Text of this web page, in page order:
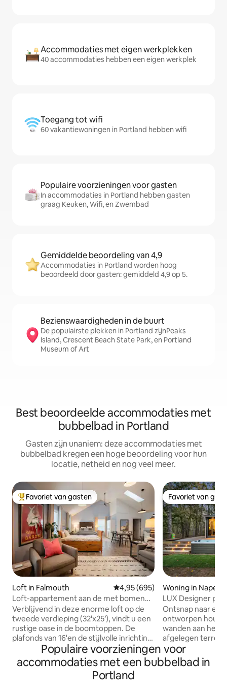
Accommodaties met eigen werkplekken
40 accommodaties hebben een eigen werkplek
Toegang tot wifi
60 vakantiewoningen in Portland hebben wifi
Populaire voorzieningen voor gasten
In accommodaties in Portland hebben gasten
graag Keuken, Wifi, en Zwembad
Gemiddelde beoordeling van 4,9
Accommodaties in Portland worden hoog
beoordeeld door gasten: gemiddeld 4,9 op 5.
Bezienswaardigheden in de buurt
De populairste plekken in Portland zijnPeaks
Island, Crescent Beach State Park, en Portland
Museum of Art
Best beoordeelde accommodaties met
bubbelbad in Portland
Gasten zijn unaniem: deze accommodaties met
bubbelbad kregen een hoge beoordeling voor hun
locatie, netheid en nog veel meer.
Topfavoriet van gasten
Favoriet van gasten
Loft in Falmouth Gemiddelde beoordeling van
4,95 (695)
Loft-appartement aan de met bomen
omzoomde straat in Falmouth
Verblijvend in deze enorme loft op de
tweede verdieping (32'x25’), vindt u een
rustige oase in de boomtoppen. De
plafonds van 16'en de stijlvolle inrichting
bieden een toevluchtsoord na een
drukke dag sightseeing. Wij bieden een
queensize bed en twee tweelingen. U
bent verrassend dicht bij de restaurants
Favoriet van
Favoriet van
Woning in Napels
LUX Designer
water -
Ontsnap naar
ontworpen
wanden aan het
afgelegen terrein
1 hectare langs
Naples, Maine.
eromheen en
Populaire voorzieningen voor
accommodaties met een bubbelbad in
Portland